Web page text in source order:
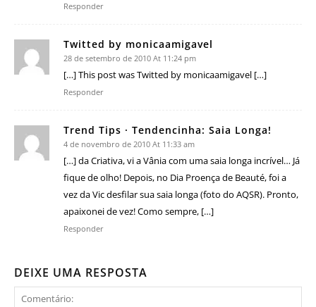
Responder
Twitted by monicaamigavel
28 de setembro de 2010 At 11:24 pm
[…] This post was Twitted by monicaamigavel […]
Responder
Trend Tips · Tendencinha: Saia Longa!
4 de novembro de 2010 At 11:33 am
[…] da Criativa, vi a Vânia com uma saia longa incrível… Já
fique de olho! Depois, no Dia Proença de Beauté, foi a
vez da Vic desfilar sua saia longa (foto do AQSR). Pronto,
apaixonei de vez! Como sempre, […]
Responder
DEIXE UMA RESPOSTA